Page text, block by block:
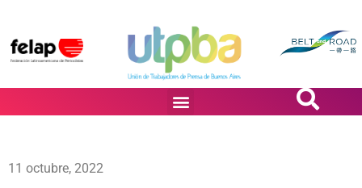
11 octubre, 2022